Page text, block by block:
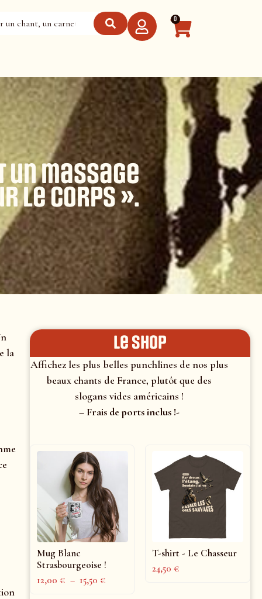
0
un massage
le corps ».
la
le shop
Affichez les plus belles punchlines de nos plus
beaux chants de France, plutôt que des
slogans vides américains !
– Frais de ports inclus !-
Mug Blanc
Strasbourgeoise !
12,00 € – 15,50 €
T-shirt - Le Chasseur
24,50€